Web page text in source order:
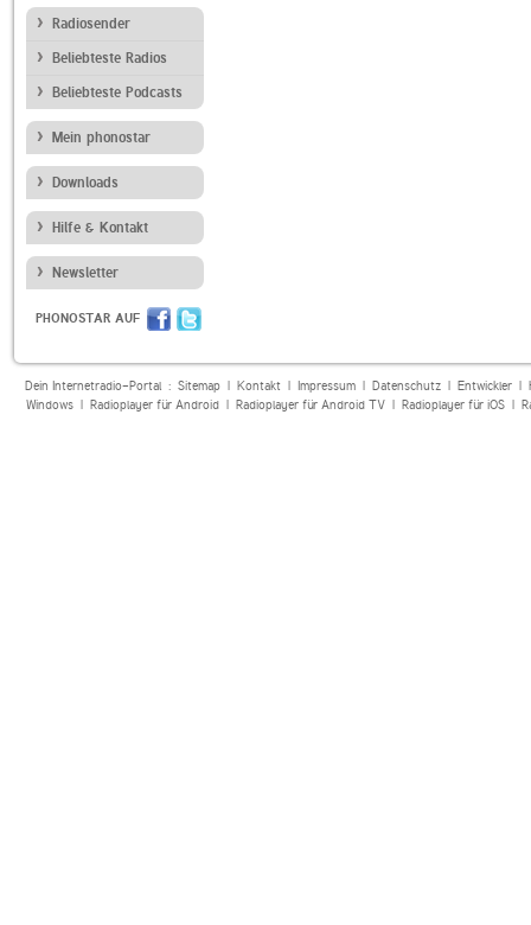
Radiosender
Beliebteste Radios
Beliebteste Podcasts
Mein phonostar
Downloads
Hilfe & Kontakt
Newsletter
PHONOSTAR AUF
Dein Internetradio-Portal : Sitemap| Kontakt| Impressum| Datenschutz| Entwickler|
Windows| Radioplayer für Android| Radioplayer für Android TV| Radioplayer für iOS|